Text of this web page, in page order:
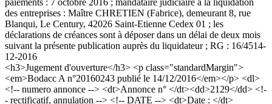
des entreprises : Maître CHRETIEN (Fabrice), demeurant 8, rue
Blanqui, Le Century, 42026 Saint-Etienne Cedex 01 ; les
déclarations de créances sont à déposer dans un délai de deux mois
suivant la présente publication auprès du liquidateur ; RG : 16/4514-
12-2016
<h3>Jugement d'ouverture</h3> <p class="standardMargin">
<em>Bodacc A n°20160243 publié le 14/12/2016</em></p> <dl>
<!-- numero annonce --> <dt>Annonce n° </dt><dd>2129</dd> <!-
- rectificatif, annulation --> <!-- DATE --> <dt>Date : </dt>